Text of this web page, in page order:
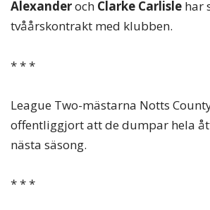
Alexanderoch Clarke Carlisle har
tvåårskontrakt med klubben.
* * *
League Two-mästarna Notts
offentliggjort att de dumpar hela
nästa säsong.
* * *